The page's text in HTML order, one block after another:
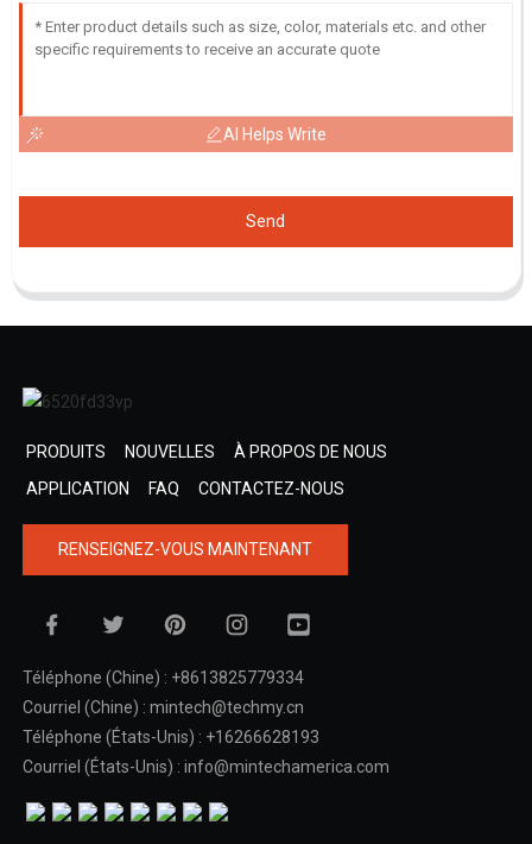
AI Helps Write
Send
PRODUITS NOUVELLES
À PROPOS DE NOUS
APPLICATION
FAQ CONTACTEZ-NOUS
RENSEIGNEZ-VOUS MAINTENANT
Téléphone (Chine) : +8613825779334
Courriel (Chine) : mintech@techmy.cn
Téléphone (États-Unis) : +16266628193
Courriel (États-Unis) : info@mintechamerica.com